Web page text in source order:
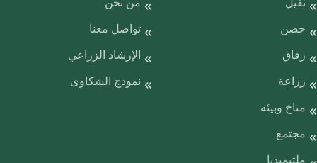
حصن
زقاق
زراعة
مناخ وبيئة
مجتمع
ملتيميديا
تواصل معنا
الإرشاد الزراعي
نموذج الشكاوى